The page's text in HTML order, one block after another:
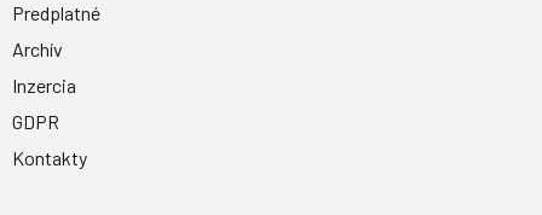
Predplatné
Archív
Inzercia
GDPR
Kontakty